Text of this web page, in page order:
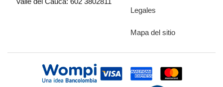
Legales
Mapa del sitio